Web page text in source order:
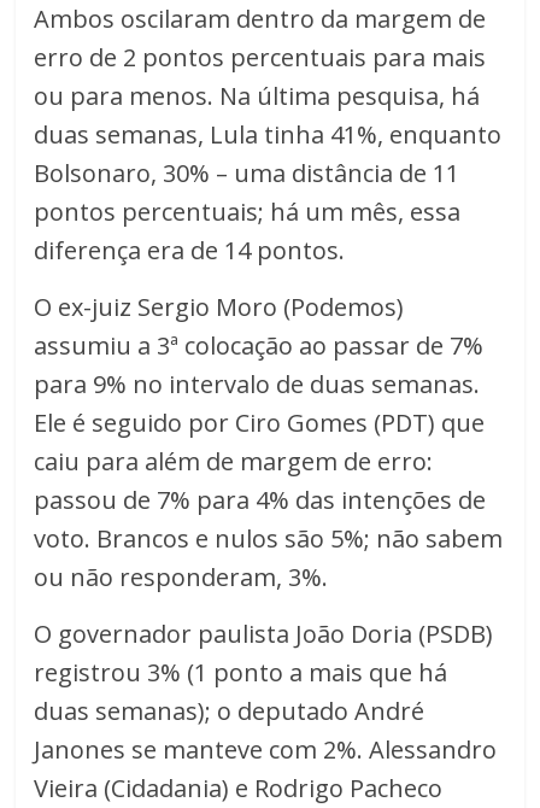
Ambos oscilaram dentro da margem de
erro de 2 pontos percentuais para mais
ou para menos. Na última pesquisa, há
duas semanas, Lula tinha 41%, enquanto
Bolsonaro, 30% – uma distância de 11
pontos percentuais; há um mês, essa
diferença era de 14 pontos.
O ex-juiz Sergio Moro (Podemos)
assumiu a 3ª colocação ao passar de 7%
para 9% no intervalo de duas semanas.
Ele é seguido por Ciro Gomes (PDT) que
caiu para além de margem de erro:
passou de 7% para 4% das intenções de
voto. Brancos e nulos são 5%; não sabem
ou não responderam, 3%.
O governador paulista João Doria (PSDB)
registrou 3% (1 ponto a mais que há
duas semanas); o deputado André
Janones se manteve com 2%. Alessandro
Vieira (Cidadania) e Rodrigo Pacheco